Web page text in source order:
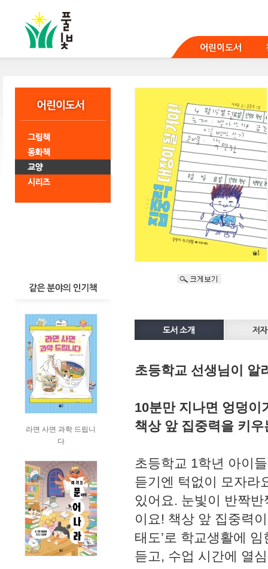
어린이도서
라면 사면 과학 드립니
다
초등학교 선생님이 알
10분만 지나면 엉덩이
책상 앞 집중력을 키
초등학교 1학년 아이
듣기엔 턱없이 모자라
있어요. 눈빛이 반짝
이요! 책상 앞 집중력
태도’로 학교생활에
듣고, 수업 시간에 열